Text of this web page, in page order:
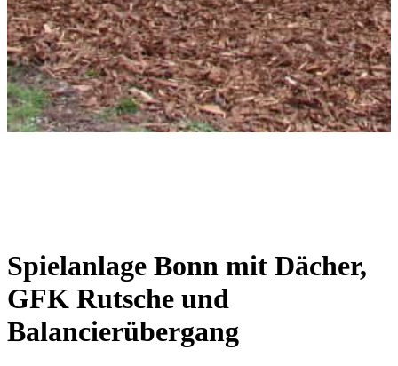
Spielanlage Bonn mit Dächer,
GFK Rutsche und
Balancierübergang